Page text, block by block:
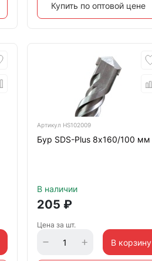
Купить по оптовой цене
Артикул HS102009
Бур SDS-Plus 8х160/100 мм
В наличии
205 ₽
Цена за шт.
В корзину